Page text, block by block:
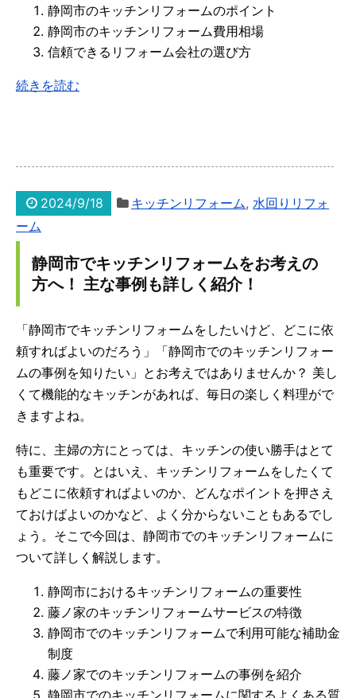
静岡市のキッチンリフォームのポイント
静岡市のキッチンリフォーム費用相場
信頼できるリフォーム会社の選び方
続きを読む
2024/9/18 キッチンリフォーム,水回りリフォ
ーム
静岡市でキッチンリフォームをお考えの
方へ！ 主な事例も詳しく紹介！
「静岡市でキッチンリフォームをしたいけど、どこに依
頼すればよいのだろう」「静岡市でのキッチンリフォー
ムの事例を知りたい」とお考えではありませんか？ 美し
くて機能的なキッチンがあれば、毎日の楽しく料理がで
きますよね。
特に、主婦の方にとっては、キッチンの使い勝手はとて
も重要です。とはいえ、キッチンリフォームをしたくて
もどこに依頼すればよいのか、どんなポイントを押さえ
ておけばよいのかなど、よく分からないこともあるでし
ょう。そこで今回は、静岡市でのキッチンリフォームに
ついて詳しく解説します。
静岡市におけるキッチンリフォームの重要性
藤ノ家のキッチンリフォームサービスの特徴
静岡市でのキッチンリフォームで利用可能な補助金
制度
藤ノ家でのキッチンリフォームの事例を紹介